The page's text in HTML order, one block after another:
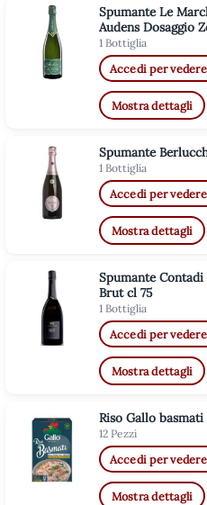
Spumante Le
Audens Dosaggio
1 Bottiglia
Accedi per
Mostra dettagli
Spumante
1 Bottiglia
Accedi per
Mostra dettagli
Spumante
Brut cl 75
1 Bottiglia
Accedi per
Mostra dettagli
Riso Gallo
12 Pezzi
Accedi per
Mostra dettagli